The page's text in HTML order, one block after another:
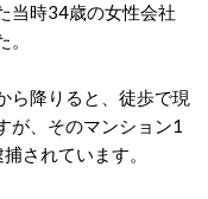
当時34歳の女性会社
ら降りると、徒歩で現
が、そのマンション1
されています。